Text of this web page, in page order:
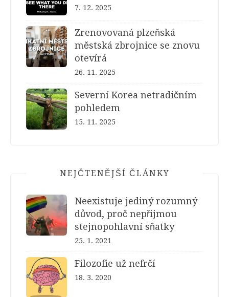
7. 12. 2025
Zrenovovaná plzeňská
městská zbrojnice se znovu
otevírá
26. 11. 2025
Severní Korea netradičním
pohledem
15. 11. 2025
NEJČTENĚJŠÍ ČLÁNKY
Neexistuje jediný rozumný
důvod, proč nepřijmou
stejnopohlavní sňatky
25. 1. 2021
Filozofie už nefrčí
18. 3. 2020